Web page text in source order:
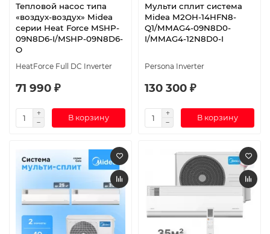
Тепловой насос типа
«воздух-воздух» Midea
серии Heat Force MSHP-
09N8D6-I/MSHP-09N8D6-
O
HeatForce Full DC Inverter
71 990 ₽
В корзину
Мульти сплит система
Midea M2OH-14HFN8-
Q1/MMAG4-09N8D0-
I/MMAG4-12N8D0-I
Persona Inverter
130 300 ₽
В корзину